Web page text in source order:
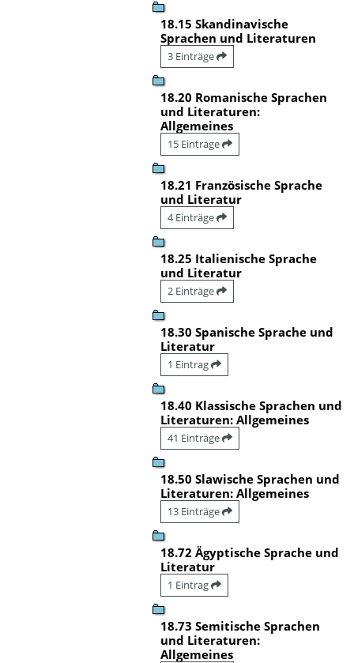
18.15 Skandinavische
Sprachen und Literaturen
3 Einträge
18.20 Romanische Sprachen
und Literaturen:
Allgemeines
15 Einträge
18.21 Französische Sprache
und Literatur
4 Einträge
18.25 Italienische Sprache
und Literatur
2 Einträge
18.30 Spanische Sprache und
Literatur
1 Eintrag
18.40 Klassische Sprachen und
Literaturen: Allgemeines
41 Einträge
18.50 Slawische Sprachen und
Literaturen: Allgemeines
13 Einträge
18.72 Ägyptische Sprache und
Literatur
1 Eintrag
18.73 Semitische Sprachen
und Literaturen:
Allgemeines